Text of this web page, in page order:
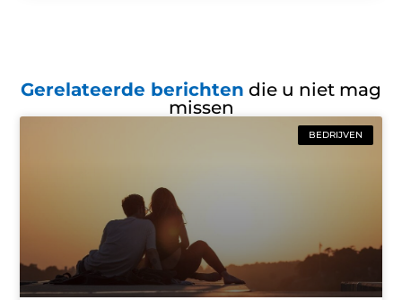
Gerelateerde berichten die u niet mag
missen
BEDRIJVEN